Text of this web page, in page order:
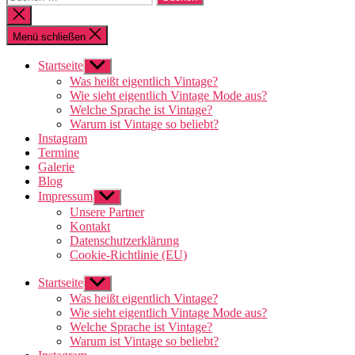
nach:
Suche
schließen
Menü schließen
Startseite Untermenü
anzeigen
Was heißt eigentlich Vintage?
Wie sieht eigentlich Vintage Mode aus?
Welche Sprache ist Vintage?
Warum ist Vintage so beliebt?
Instagram
Termine
Galerie
Blog
Impressum Untermenü
anzeigen
Unsere Partner
Kontakt
Datenschutzerklärung
Cookie-Richtlinie (EU)
Startseite Untermenü
anzeigen
Was heißt eigentlich Vintage?
Wie sieht eigentlich Vintage Mode aus?
Welche Sprache ist Vintage?
Warum ist Vintage so beliebt?